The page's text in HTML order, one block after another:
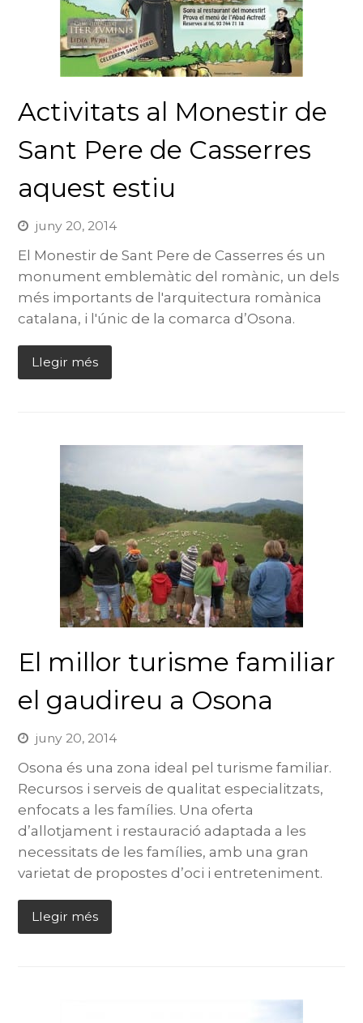
Activitats al Monestir de
Sant Pere de Casserres
aquest estiu
juny 20, 2014
El Monestir de Sant Pere de Casserres és un
monument emblemàtic del romànic, un dels
més importants de l'arquitectura romànica
catalana, i l'únic de la comarca d’Osona.
Llegir més
El millor turisme familiar
el gaudireu a Osona
juny 20, 2014
Osona és una zona ideal pel turisme familiar.
Recursos i serveis de qualitat especialitzats,
enfocats a les famílies. Una oferta
d’allotjament i restauració adaptada a les
necessitats de les famílies, amb una gran
varietat de propostes d’oci i entreteniment.
Llegir més